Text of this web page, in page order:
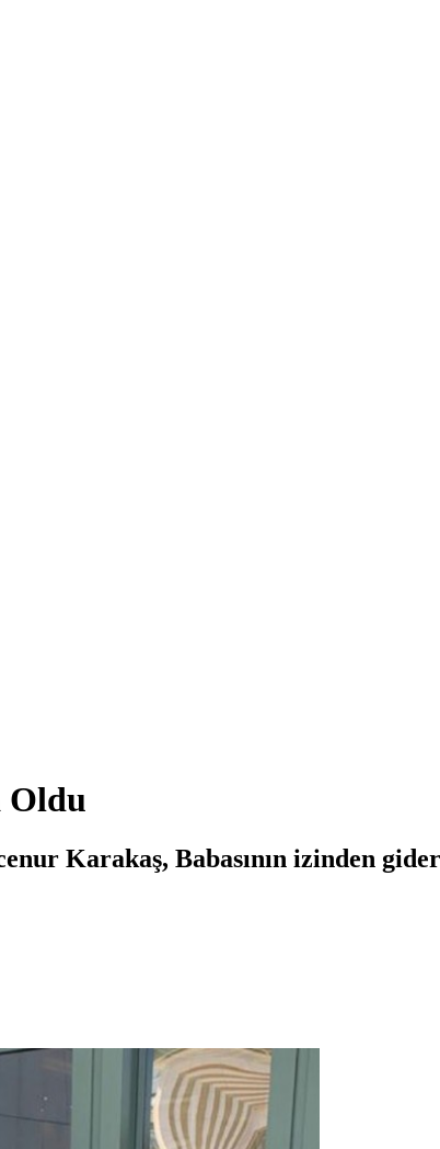
Oldu
Karakaş, Babasının izinden